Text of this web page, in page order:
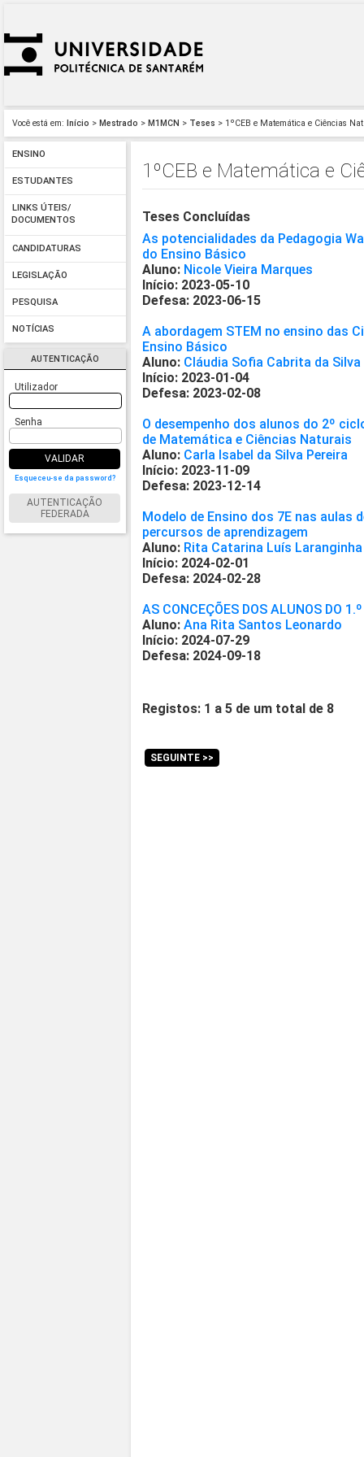
Você está em: Início > Mestrado > M1MCN > Teses > 1ºCEB e Matemática e Ciências
ENSINO
ESTUDANTES
LINKS ÚTEIS/
DOCUMENTOS
CANDIDATURAS
LEGISLAÇÃO
PESQUISA
NOTÍCIAS
AUTENTICAÇÃO
Utilizador
Senha
VALIDAR
Esqueceu-se da password?
AUTENTICAÇÃO
FEDERADA
1ºCEB e Matemática e
Teses Concluídas
As potencialidades da Pedagogia
do Ensino Básico
Aluno: Nicole Vieira Marques
Início: 2023-05-10
Defesa: 2023-06-15
A abordagem STEM no ensino das
Ensino Básico
Aluno: Cláudia Sofia Cabrita da Silva
Início: 2023-01-04
Defesa: 2023-02-08
O desempenho dos alunos do 2º
de Matemática e Ciências Naturais
Aluno: Carla Isabel da Silva Pereira
Início: 2023-11-09
Defesa: 2023-12-14
Modelo de Ensino dos 7E nas aulas
percursos de aprendizagem
Aluno: Rita Catarina Luís Laranginha
Início: 2024-02-01
Defesa: 2024-02-28
AS CONCEÇÕES DOS ALUNOS DO
Aluno:Ana Rita Santos Leonardo
Início: 2024-07-29
Defesa: 2024-09-18
Registos: 1 a 5 de um total de 8